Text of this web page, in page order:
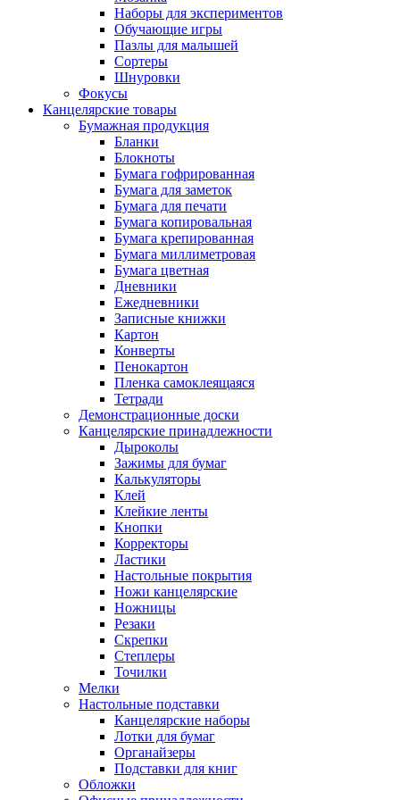
Наборы для экспериментов
Обучающие игры
Пазлы для малышей
Сортеры
Шнуровки
Фокусы
Канцелярские товары
Бумажная продукция
Бланки
Блокноты
Бумага гофрированная
Бумага для заметок
Бумага для печати
Бумага копировальная
Бумага крепированная
Бумага миллиметровая
Бумага цветная
Дневники
Ежедневники
Записные книжки
Картон
Конверты
Пенокартон
Пленка самоклеящаяся
Тетради
Демонстрационные доски
Канцелярские принадлежности
Дыроколы
Зажимы для бумаг
Калькуляторы
Клей
Клейкие ленты
Кнопки
Корректоры
Ластики
Настольные покрытия
Ножи канцелярские
Ножницы
Резаки
Скрепки
Степлеры
Точилки
Мелки
Настольные подставки
Канцелярские наборы
Лотки для бумаг
Органайзеры
Подставки для книг
Обложки